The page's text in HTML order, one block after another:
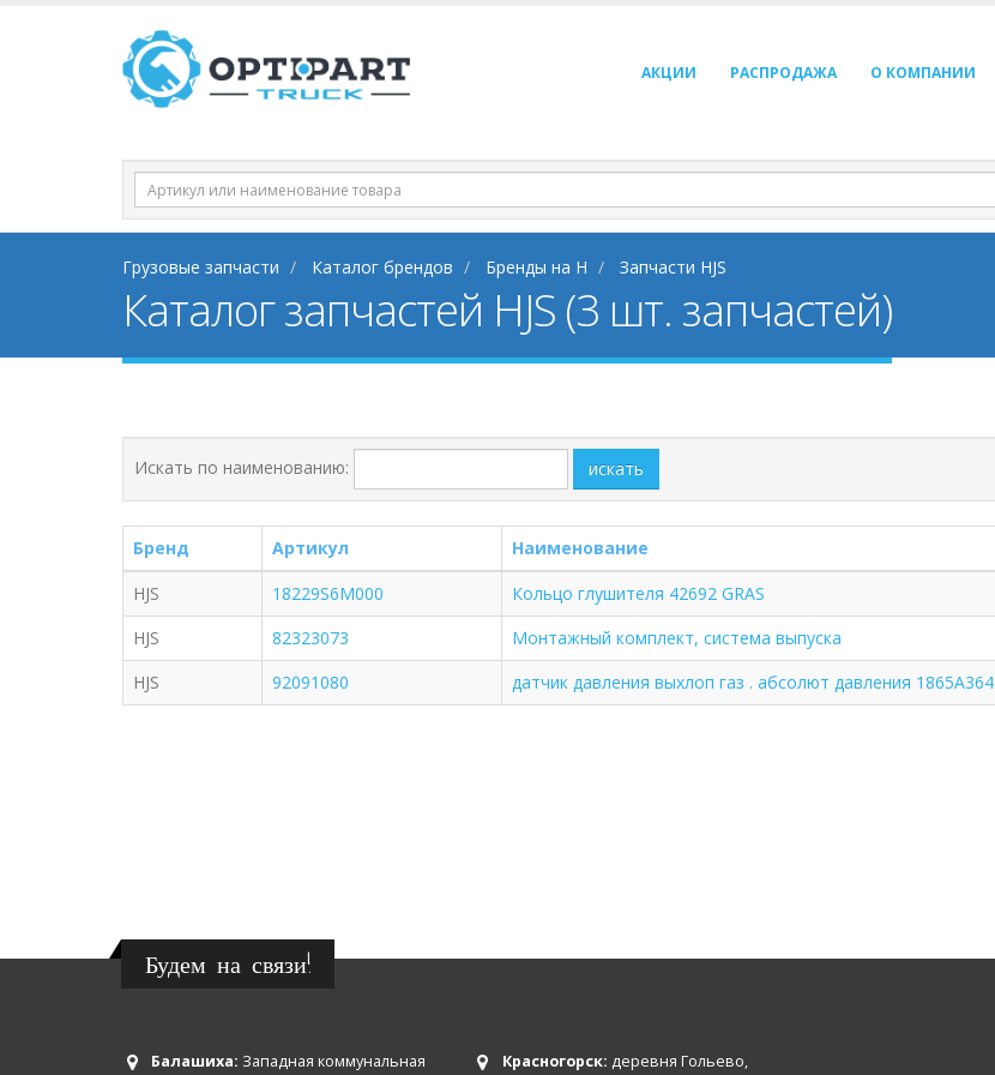
АКЦИИ РАСПРОДАЖА О КОМПАНИИ
Грузовые запчасти Каталог брендов Бренды на H Запчасти HJS
Каталог запчастей HJS (3 шт. запчастей)
Искать по наименованию: искать
Бренд Артикул
Наименование
HJS
18229S6M000
Кольцо глушителя 42692 GRAS
HJS
82323073
Монтажный комплект, система выпуска
HJS
92091080 датчик давления выхлоп газ . абсолют давления 1865A364
Будем на связи!
Балашиха: Западная коммунальная Красногорск: деревня Гольево,